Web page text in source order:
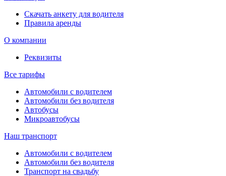
Скачать анкету для водителя
Правила аренды
О компании
Реквизиты
Все тарифы
Автомобили с водителем
Автомобили без водителя
Автобусы
Микроавтобусы
Наш транспорт
Автомобили с водителем
Автомобили без водителя
Транспорт на свадьбу